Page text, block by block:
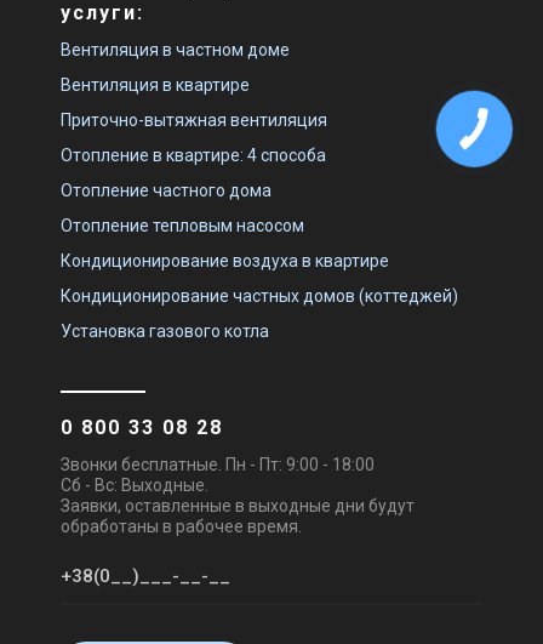
услуги:
Вентиляция в частном доме
Вентиляция в квартире
Приточно-вытяжная вентиляция
Отопление в квартире: 4 способа
Отопление частного дома
Отопление тепловым насосом
Кондиционирование воздуха в квартире
Кондиционирование частных домов (коттеджей)
Установка газового котла
0 800 33 08 28
Звонки бесплатные. Пн - Пт: 9:00 - 18:00
Сб - Вс: Выходные.
Заявки, оставленные в выходные дни будут
обработаны в рабочее время.